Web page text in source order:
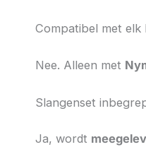
Compatibel met elk
Nee. Alleen met
Slangenset
Ja, wordt